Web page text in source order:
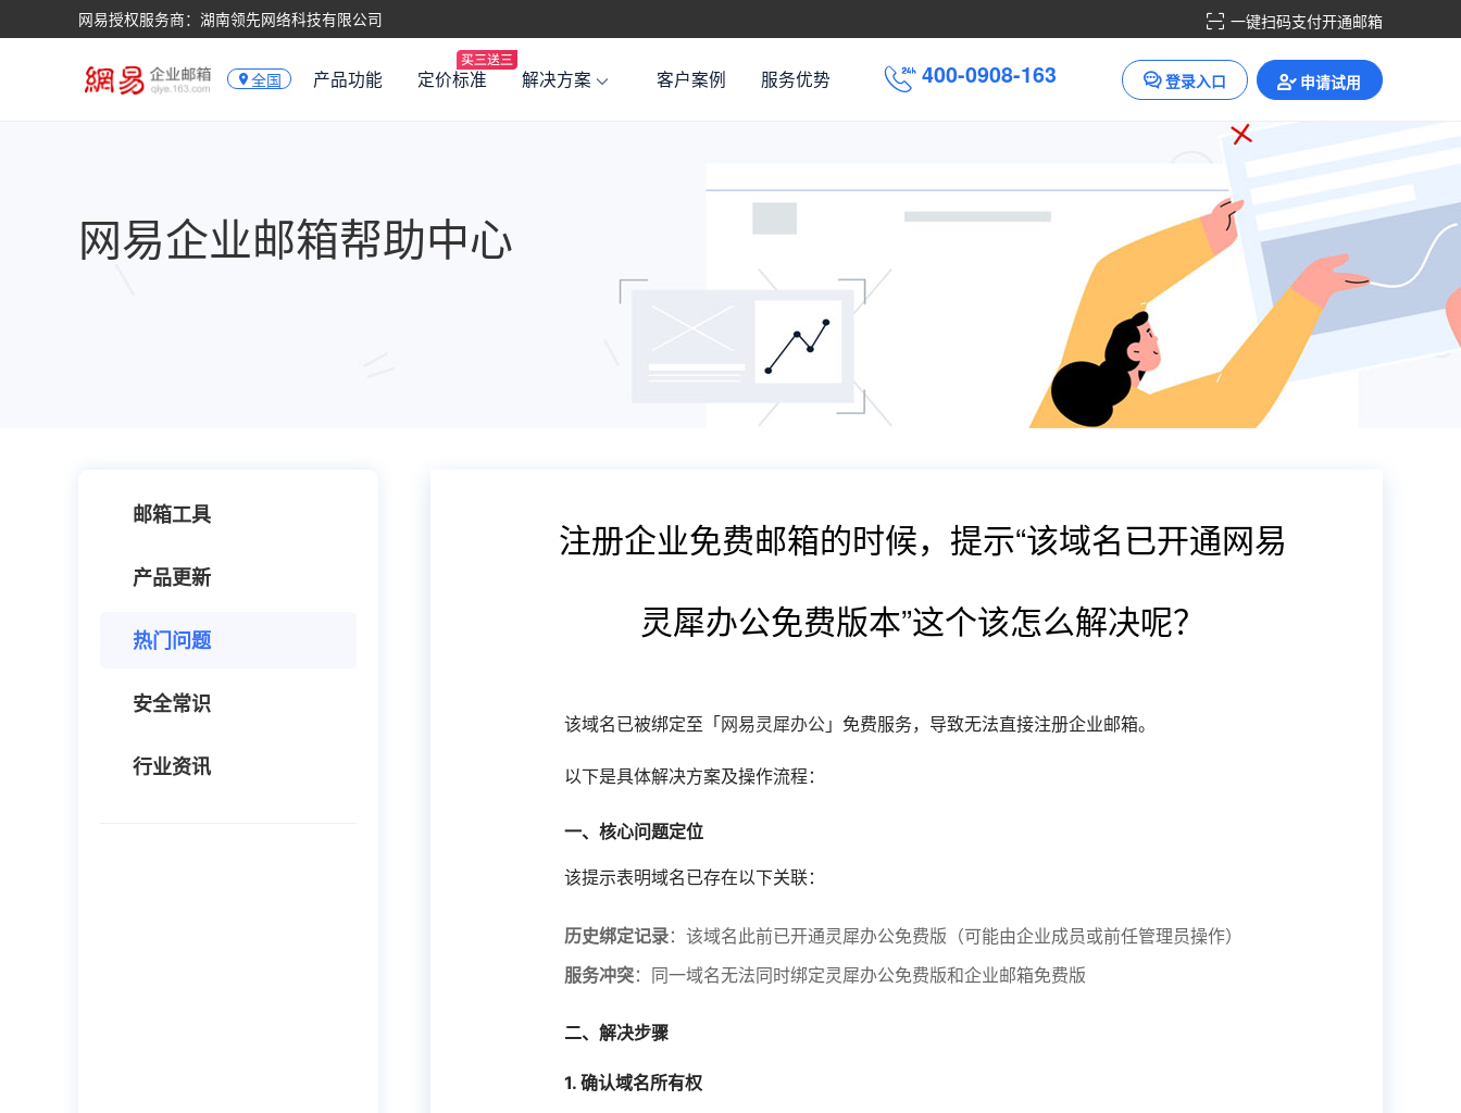
网易授权服务商：湖南领先网络科技有限公司 一键扫码支付开通邮箱
全国 产品功能 定价标准 解决方案 客户案例 服务优势 400-0908-163
6 3 登录入口 申请试用
网易企业邮箱帮助中心
邮箱工具
产品更新
热门问题
安全常识
行业资讯
注册企业免费邮箱的时候，提示“该域名已开通网易
灵犀办公免费版本”这个该怎么解决呢？
该域名已被绑定至「 网易灵犀办公 」免费服务，导致无法直接注册企业邮箱。
以下是具体解决方案及操作流程：
一、核心问题定位
该提示表明域名已存在以下关联：
历史绑定记录：该域名此前已开通灵犀办公免费版（可能由企业成员或前任管理员操作）
服务冲突：同一域名无法同时绑定灵犀办公免费版和企业邮箱免费版
二、解决步骤
1. 确认域名所有权